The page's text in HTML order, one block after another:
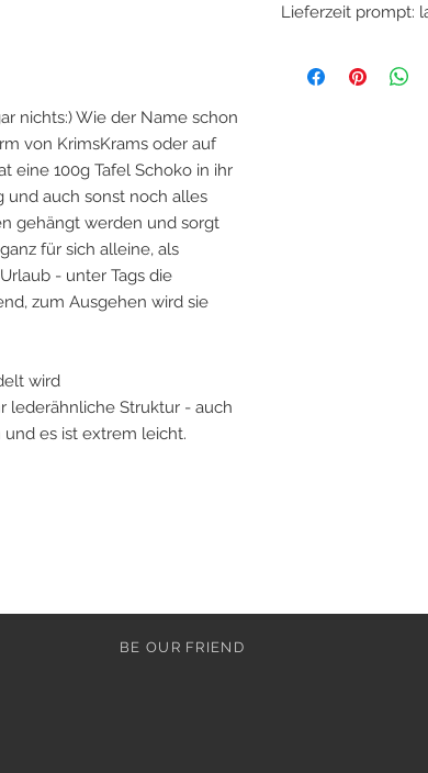
nichts:) Wie der Name schon
von KrimsKrams oder auf
eine 100g Tafel Schoko in ihr
und auch sonst noch alles
gehängt werden und sorgt
für sich alleine, als
- unter Tags die
zum Ausgehen wird sie
wird
lederähnliche Struktur - auch
und es ist extrem leicht.
entwickeltem
wasserabweisend
Lieferzeit prompt:
BE OUR FRIEND